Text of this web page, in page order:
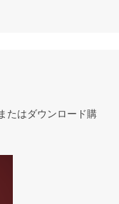
たはダウンロード購